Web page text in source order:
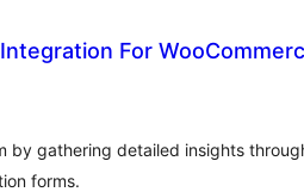
For
by gathering detailed insights
forms.